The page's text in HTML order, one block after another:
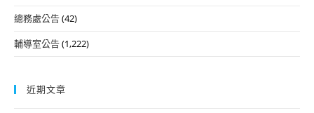
總務處公告(42)
輔導室公告(1,222)
近期文章